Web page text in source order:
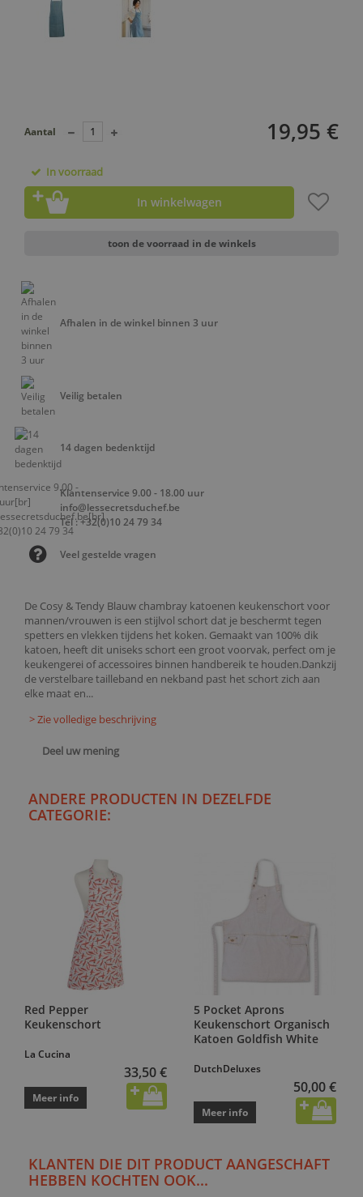
De Cosy & Tendy Blauw chambray katoenen keukenschort voor
mannen/vrouwen is een stijlvol schort dat je beschermt tegen
spetters en vlekken tijdens het koken. Gemaakt van 100% dik
katoen, heeft dit uniseks schort een groot voorvak, perfect om je
keukengerei of accessoires binnen handbereik te houden.Dankzij
de verstelbare tailleband en nekband past het schort zich aan
elke maat en...
> Zie volledige beschrijving
Deel uw mening
19,95 €
Aantal
In voorraad
In winkelwagen
toon de voorraad in de winkels
Afhalen in de winkel binnen 3 uur
Veilig betalen
14 dagen bedenktijd
Klantenservice 9.00 - 18.00 uur
info@lessecretsduchef.be
Tel : +32(0)10 24 79 34
Veel gestelde vragen
ANDERE PRODUCTEN IN DEZELFDE
CATEGORIE:
Red Pepper
Keukenschort
La Cucina
33,50 €
Meer info
5 Pocket Aprons
Keukenschort Organisch
Katoen Goldfish White
DutchDeluxes
50,00 €
Meer info
KLANTEN DIE DIT PRODUCT AANGESCHAFT
HEBBEN KOCHTEN OOK...